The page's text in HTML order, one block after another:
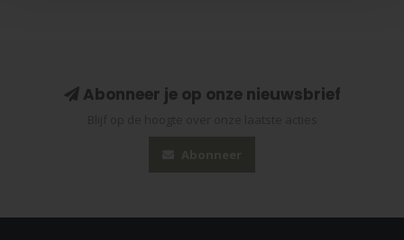
Abonneer je op onze nieuwsbrief